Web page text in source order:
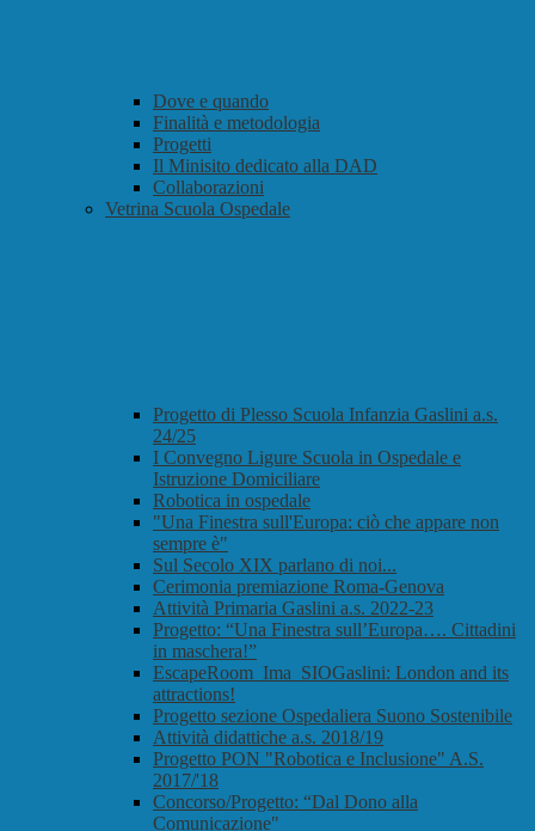
Dove e quando
Finalità e metodologia
Progetti
Il Minisito dedicato alla DAD
Collaborazioni
Vetrina Scuola Ospedale
Progetto di Plesso Scuola Infanzia Gaslini a.s.
24/25
I Convegno Ligure Scuola in Ospedale e
Istruzione Domiciliare
Robotica in ospedale
"Una Finestra sull'Europa: ciò che appare non
sempre è"
Sul Secolo XIX parlano di noi...
Cerimonia premiazione Roma-Genova
Attività Primaria Gaslini a.s. 2022-23
Progetto: “Una Finestra sull’Europa…. Cittadini
in maschera!”
EscapeRoom_Ima_SIOGaslini: London and its
attractions!
Progetto sezione Ospedaliera Suono Sostenibile
Attività didattiche a.s. 2018/19
Progetto PON "Robotica e Inclusione" A.S.
2017/'18
Concorso/Progetto: “Dal Dono alla
Comunicazione"